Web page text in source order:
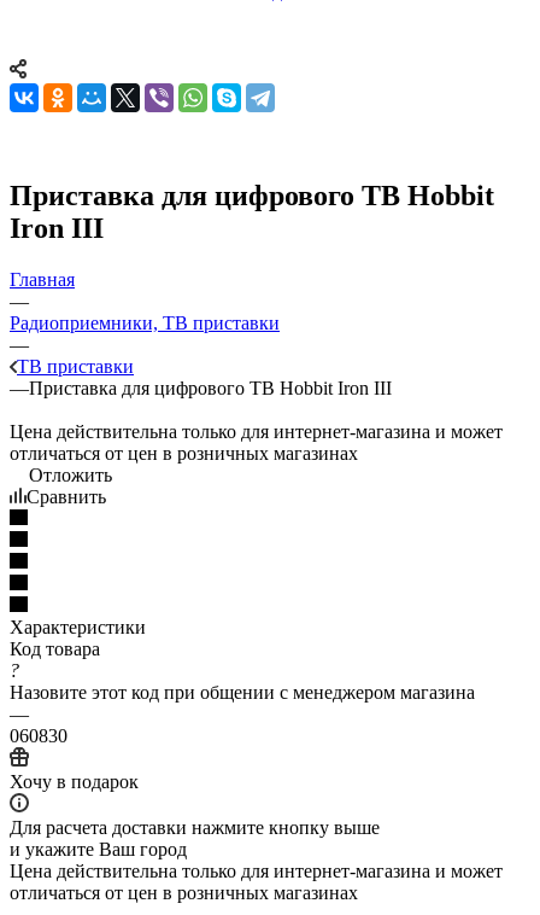
Приставка для цифрового ТВ Hobbit
Iron III
Главная
—
Радиоприемники, ТВ приставки
—
ТВ приставки
—Приставка для цифрового ТВ Hobbit Iron III
Цена действительна только для интернет-магазина и может
отличаться от цен в розничных магазинах
Отложить
Сравнить
Характеристики
Код товара
?
Назовите этот код при общении с менеджером магазина
—
060830
Хочу в подарок
Для расчета доставки нажмите кнопку выше
и укажите Ваш город
Цена действительна только для интернет-магазина и может
отличаться от цен в розничных магазинах